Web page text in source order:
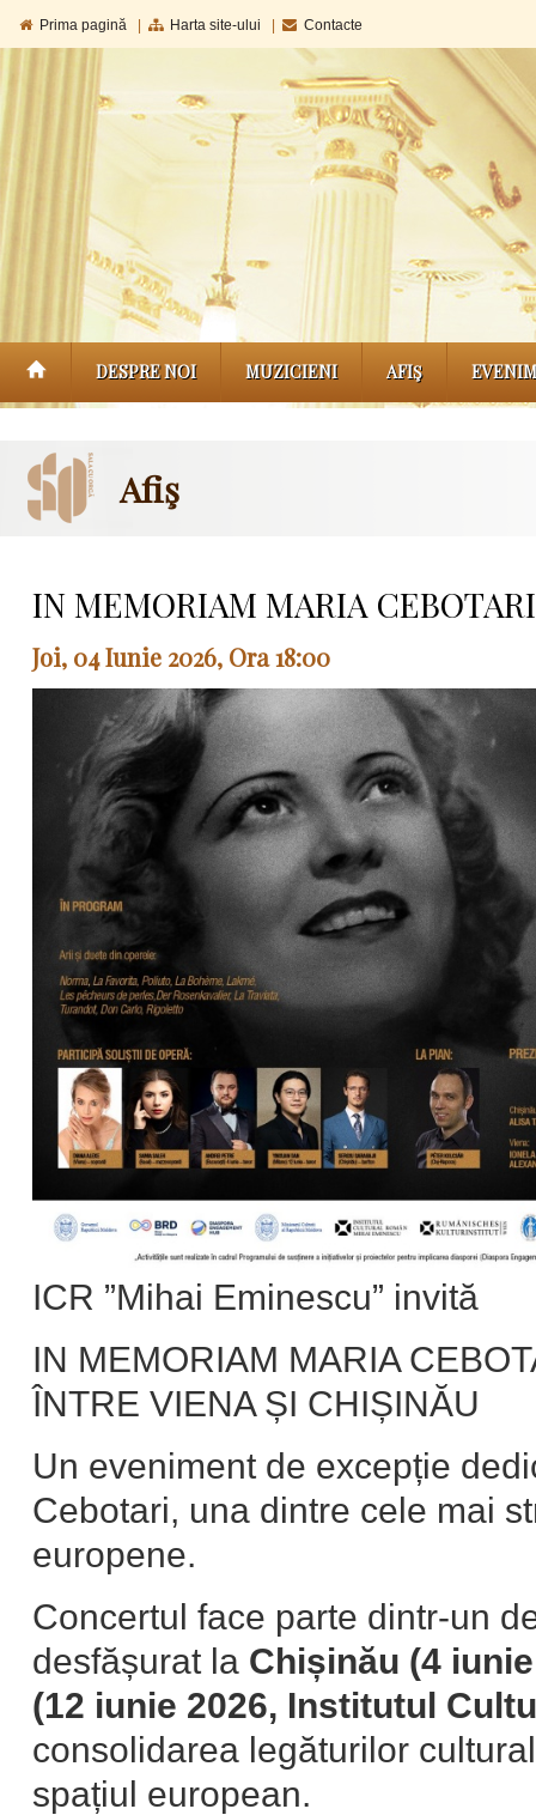
Prima pagină Harta site-ului Contacte
DESPRE NOI MUZICIENI AFIŞ
Afiş
IN MEMORIAM MARIA CEBOTARI
Joi, 04 Iunie 2026, Ora 18:00
ICR ”Mihai Eminescu” invită
IN MEMORIAM MARIA
ÎNTRE VIENA ȘI CHIȘINĂU
Un eveniment de excepție
Cebotari, una dintre cele mai
europene.
Concertul face parte dintr-un
desfășurat la Chișinău (4
(12 iunie 2026, Institutul
consolidarea legăturilor
spațiul european.